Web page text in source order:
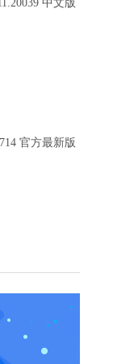
中文版
官方最新版
版